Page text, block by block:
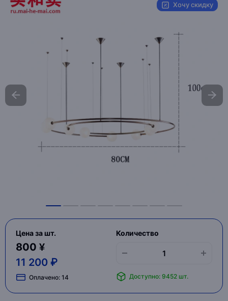
Хочу скидку
Цена за шт.
800 ¥
11 200 ₽
Оплачено: 14
Количество
Доступно: 9452 шт.